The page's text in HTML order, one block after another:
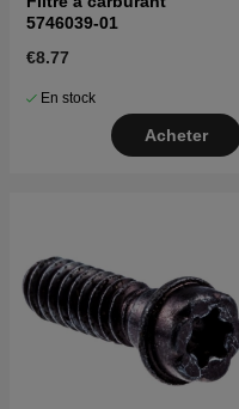
5746039-01
€8.77
En stock
Acheter